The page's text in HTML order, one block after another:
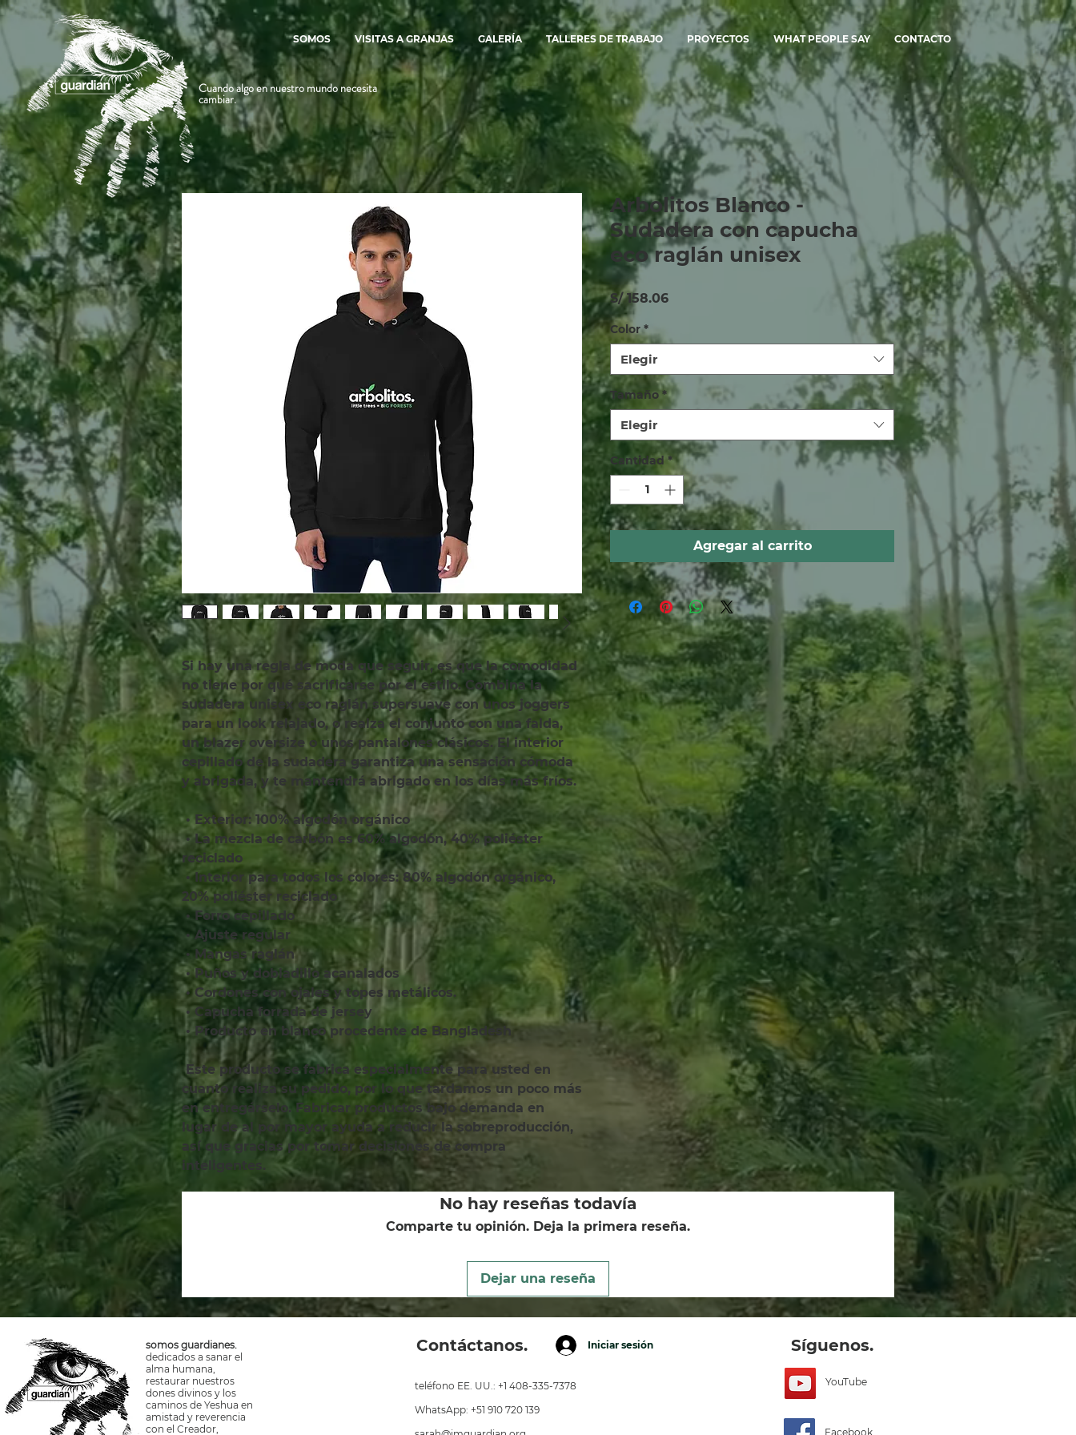
Cuando algo en nuestro mundo necesita
cambiar.
SOMOS VISITAS A GRANJAS GALERÍA TALLERES DE TRABAJO PROYECTOS WHAT PEOPLE SAY CONTACTO
Si hay una regla de moda que seguir, es que la comodidad
no tiene por qué sacrificarse por el estilo. Combina la
sudadera unisex eco raglán supersuave con unos joggers
para un look relajado, o realza el conjunto con una falda,
un blazer oversize o unos pantalones clásicos. El interior
cepillado de la sudadera garantiza una sensación cómoda
y abrigada, y te mantendrá abrigado en los días más fríos.
• Exterior: 100% algodón orgánico
• La mezcla de carbón es 60% algodón, 40% poliéster
reciclado
20% poliéster reciclado
• Forro cepillado
• Ajuste regular
• Mangas raglán
• Puños y dobladillo acanalados
• Cordones con ojales y topes metálicos.
• Capucha forrada de jersey
• Producto en blanco procedente de Bangladesh
Este producto se fabrica especialmente para usted en
cuanto realiza su pedido, por lo que tardamos un poco más
en entregárselo. Fabricar productos bajo demanda en
lugar de al por mayor ayuda a reducir la sobreproducción,
así que gracias por tomar decisiones de compra
inteligentes.
Arbolitos Blanco -
Sudadera con capucha
eco raglán unisex
S/ 158.06Precio
Color *
Elegir
Tamaño *
Elegir
Cantidad *
Agregar al carrito
No hay reseñas todavía
Comparte tu opinión. Deja la primera reseña.
Dejar una reseña
somos guardianes.
dedicados a sanar el
alma humana,
restaurar nuestros
dones divinos y los
caminos de Yeshua en
amistad y reverencia
con el Creador,
Contáctanos. Iniciar sesión
teléfono EE. UU.: +1 408-335-7378
WhatsApp: +51 910 720 139
Síguenos.
YouTube
Facebook